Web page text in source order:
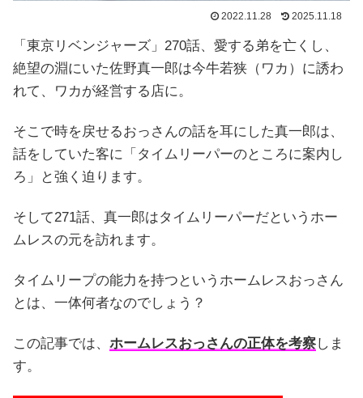
2022.11.28 2025.11.18
「東京リベンジャーズ」270話、愛する弟を亡くし、
絶望の淵にいた佐野真一郎は今牛若狭（ワカ）に誘わ
れて、ワカが経営する店に。
そこで時を戻せるおっさんの話を耳にした真一郎は、
話をしていた客に「タイムリーパーのところに案内し
ろ」と強く迫ります。
そして271話、真一郎はタイムリーパーだというホー
ムレスの元を訪れます。
タイムリープの能力を持つというホームレスおっさん
とは、一体何者なのでしょう？
この記事では、 ホームレスおっさんの正体を考察しま
す。